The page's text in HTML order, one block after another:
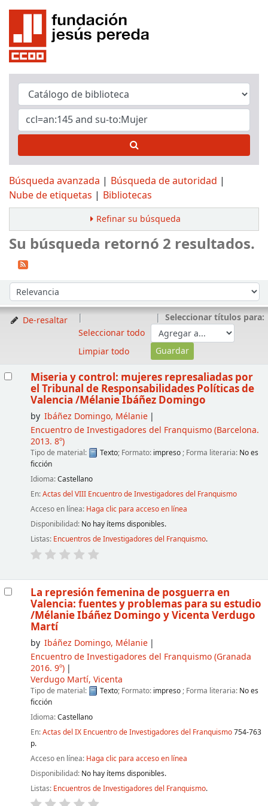
Búsqueda avanzada
Búsqueda de autoridad
Nube de etiquetas
Bibliotecas
Refinar su búsqueda
Su búsqueda retornó 2 resultados.
Ordenar por:
De-resaltar
Seleccionar todo
Limpiar todo
Seleccionar títulos para:
Miseria y control: mujeres represaliadas por
el Tribunal de Responsabilidades Políticas de
Valencia /Mélanie Ibáñez Domingo
by Ibáñez Domingo, Mélanie
Encuentro de Investigadores del Franquismo(Barcelona.
2013. 8º)
Tipo de material: Texto; Formato: impreso ; Forma literaria: No es
ficción
Idioma:Castellano
En:Actas del VIII Encuentro de Investigadores del Franquismo
Acceso en línea: Haga clic para acceso en línea
Disponibilidad: No hay ítems disponibles.
Listas: Encuentros de Investigadores del Franquismo.
La represión femenina de posguerra en
Valencia: fuentes y problemas para su estudio
/Mélanie Ibáñez Domingo y Vicenta Verdugo
Martí
by Ibáñez Domingo, Mélanie
Encuentro de Investigadores del Franquismo(Granada
2016. 9º)
Verdugo Martí, Vicenta
Tipo de material: Texto; Formato: impreso ; Forma literaria: No es
ficción
Idioma:Castellano
En:Actas del IX Encuentro de Investigadores del Franquismo754-763
p.
Acceso en línea: Haga clic para acceso en línea
Disponibilidad: No hay ítems disponibles.
Listas: Encuentros de Investigadores del Franquismo.